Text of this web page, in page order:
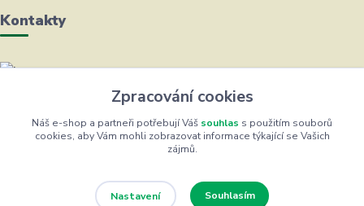
Kontakty
Helena Bayerová
+420 604 711 491
(Po-Čt, 8-16 hod.)
Zpracování cookies
Náš e-shop a partneři potřebují Váš souhlas s použitím souborů
cookies, aby Vám mohli zobrazovat informace týkající se Vašich
zájmů.
Nastavení Souhlasím